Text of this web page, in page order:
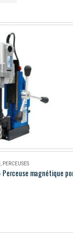
, PERCEUSES